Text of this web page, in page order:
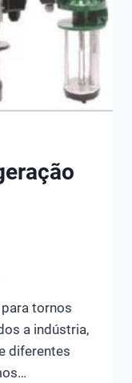
tornos
a indústria,
diferentes